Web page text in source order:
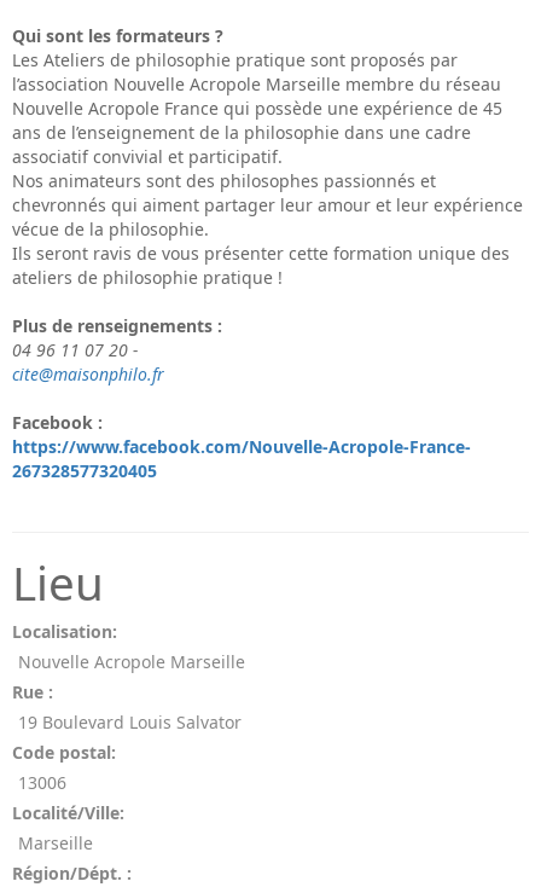
Qui sont les formateurs ?
Les Ateliers de philosophie pratique sont proposés par
l’association Nouvelle Acropole Marseille membre du réseau
Nouvelle Acropole France qui possède une expérience de 45
ans de l’enseignement de la philosophie dans une cadre
associatif convivial et participatif.
Nos animateurs sont des philosophes passionnés et
chevronnés qui aiment partager leur amour et leur expérience
vécue de la philosophie.
Ils seront ravis de vous présenter cette formation unique des
ateliers de philosophie pratique !
Plus de renseignements :
04 96 11 07 20 -
cite@maisonphilo.fr
Facebook :
https://www.facebook.com/Nouvelle-Acropole-France-
267328577320405
Lieu
Localisation:
Nouvelle Acropole Marseille
Rue :
19 Boulevard Louis Salvator
Code postal:
13006
Localité/Ville:
Marseille
Région/Dépt. :